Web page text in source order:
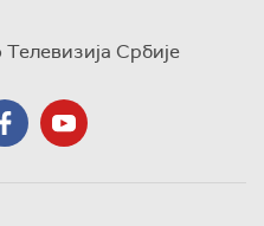
Србије